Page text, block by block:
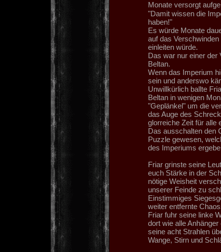
Monate versorgt
"Damit wissen die
haben!"
Es würde Monate
auf das
einleiten würde.
Das war nur einer der
Beltan.
Wenn das Imperium
sein und anderswo
Unwillkürlich ballte
Beltan in wenigen
"Geplänkel" um die
das Auge des
glorreiche Zeit für alle
Das ausschalten den
Puzzle gewesen,
des Imperiums
Friar grinste seine
euch Stärke in der
nötige Weisheit
unserer Feinde zu
Einstimmiges
weiter entfernte
Friar fuhr seine linke
dort wie alle
seine acht Strahlen
Wange, Stirn und